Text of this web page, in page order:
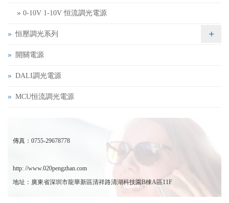
0-10V 1-10V 恒流調光電源
恒壓調光系列 +
開關電源
DALI調光電源
MCU恒流調光電源
傳真：0755-29678778
http: //www.020pengzhan.com
地址：廣東省深圳市龍華新區清祥路清湖科技園B棟A區11F